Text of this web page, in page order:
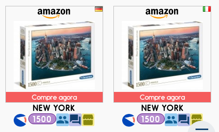
Compre agora
NEW YORK
1500
Compre agora
NEW YORK
1500